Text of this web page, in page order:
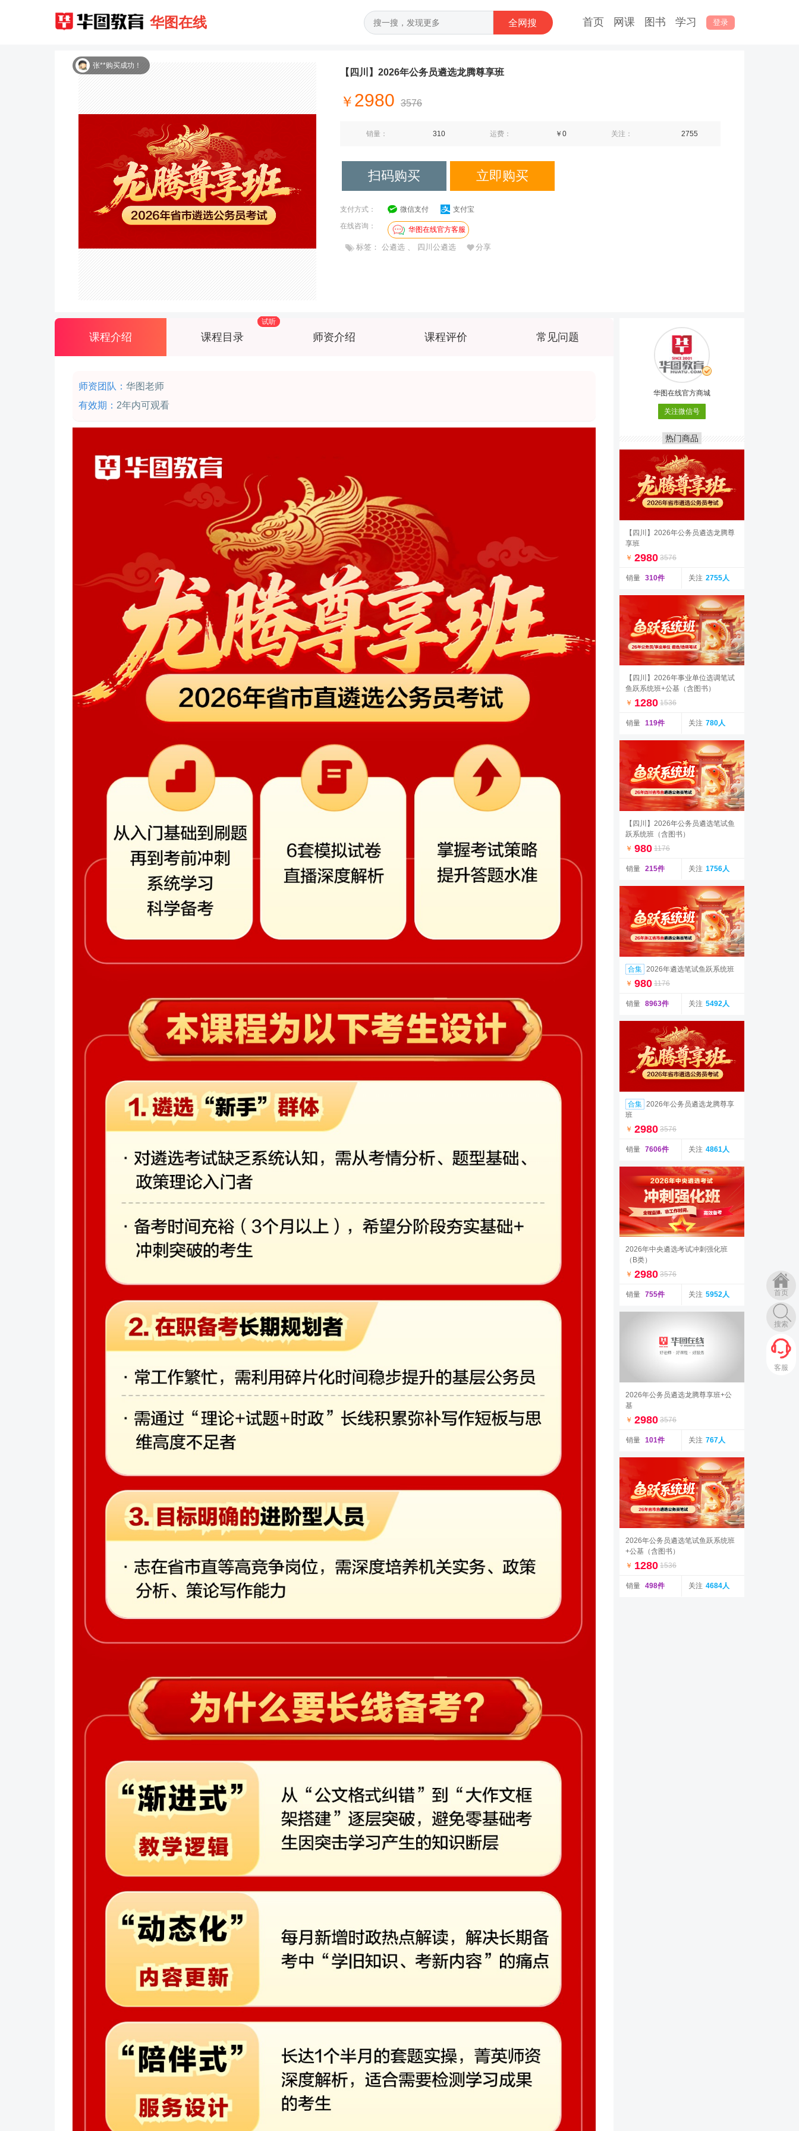
华图在线 首页 网课 图书 学习 登录
【四川】2026年公务员遴选龙腾尊享班
￥ 2980 3576
销量： 310 运费： ￥0 关注： 2755
扫码购买 立即购买
支付方式： 微信支付
支付宝
在线咨询：
华图在线官方客服
标签： 公遴选 、 四川公遴选 分享
课程介绍 课程目录
试听
试听
试听
试听
试听
师资介绍 课程评价 常见问题
师资团队： 华图老师
有效期： 2年内可观看
华图在线官方商城
关注微信号
热门商品
【四川】2026年公务员遴选龙腾尊
享班
￥ 2980 3576
销量 310件 关注 2755人
【四川】2026年事业单位选调笔试
鱼跃系统班+公基（含图书）
￥ 1280 1536
销量 119件 关注 780人
【四川】2026年公务员遴选笔试鱼
跃系统班（含图书）
￥ 980 1176
销量 215件 关注 1756人
合集 2026年遴选笔试鱼跃系统班
￥ 980 1176
销量 8963件 关注 5492人
合集 2026年公务员遴选龙腾尊享
班
￥ 2980 3576
销量 7606件 关注 4861人
2026年中央遴选考试冲刺强化班
（B类）
￥ 2980 3576
销量 755件 关注 5952人
2026年公务员遴选龙腾尊享班+公
基
￥ 2980 3576
销量 101件 关注 767人
2026年公务员遴选笔试鱼跃系统班
+公基（含图书）
￥ 1280 1536
销量 498件 关注 4684人
首页
搜索
客服
黎**购买成功！
张**购买成功！
肖**购买成功！
段**购买成功！
顾**购买成功！
魏**购买成功！
郭**购买成功！
范**购买成功！
孙**购买成功！
曹**购买成功！
刘**购买成功！
黎**购买成功！